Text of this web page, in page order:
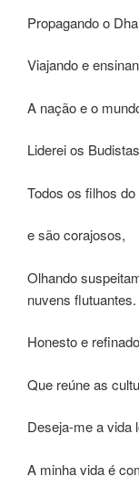
Propagando o
Viajando e
A nação e o
Liderei os
Todos os filhos
e são corajosos,
Olhando
nuvens flutuantes.
Honesto e
Que reúne as
Deseja-me a vida
A minha vida é